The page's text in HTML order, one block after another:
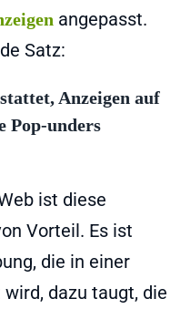
angepasst.
Satz:
Anzeigen auf
Pop-unders
ist diese
Vorteil. Es ist
die in einer
dazu taugt, die